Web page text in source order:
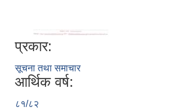
प्रकार:
सूचना तथा समाचार
आर्थिक वर्ष:
८१/८२